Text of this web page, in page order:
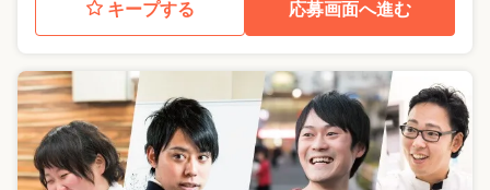
キープする 応募画面へ進む